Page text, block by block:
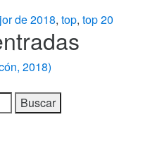
de 2018, top, top 20
2018)